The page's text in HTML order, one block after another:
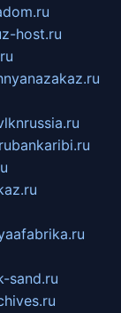
z-host.ru
bankaribi.ru
sand.ru